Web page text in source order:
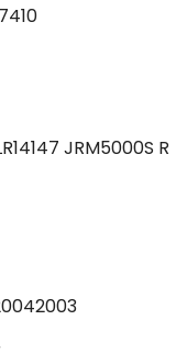
JRM5000S R
2003